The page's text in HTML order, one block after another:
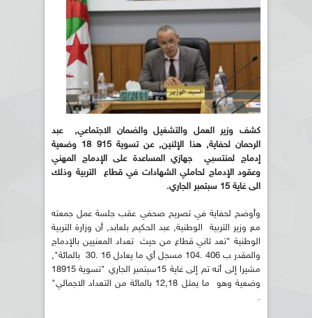
كشف وزير العمل والتشغيل والضمان الاجتماعي, عبد
الرحمان لحفاية, هذا الإثنين, عن تسوية 915 18 وضعية
إدماج لمنتسبي جهازي المساعدة على الإدماج المهني
وعقود الإدماج لحاملي الشهادات في قطاع التربية وذلك
الى غاية 15 سبتمبر الجاري.
وأوضح لحفاية في تصريح صحفي عقب جلسة عمل جمعته
مع وزير التربية الوطنية, عبد الحكيم بلعابد, أن وزارة التربية
الوطنية "تعد ثاني قطاع من حيث تعداد المعنيين بالإدماج
والمقدر ب 406 .104 مسجل أي ما يعادل 16 .30 بالمائة",
مشيرا إلى أنه تم إلى غاية 15سبتمبر الجاري "تسوية 18915
وضعية وهو ما يمثل 12,18 بالمائة من التعداد الاجمالي"
.